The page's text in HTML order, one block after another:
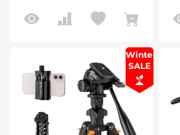
de 8kg/17.6lbs, clipe
de celular para
transmissão ao vivo,
vlog 0234A3+BH-36
Winter
SALE